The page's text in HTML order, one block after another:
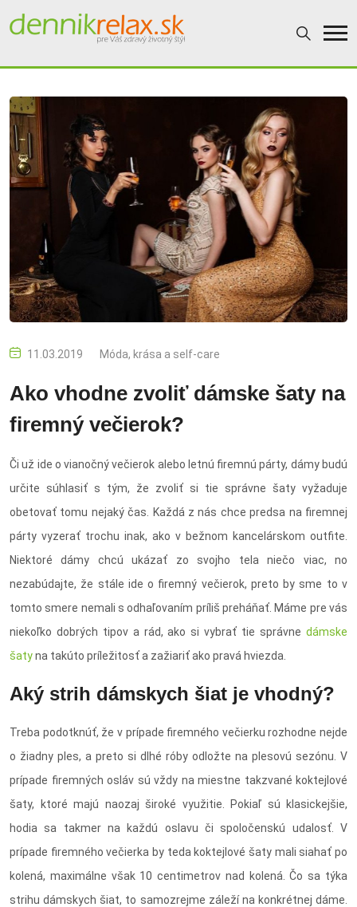
11.03.2019 Móda, krása a self-care
Ako vhodne zvoliť dámske šaty na
firemný večierok?
Či už ide o vianočný večierok alebo letnú firemnú párty, dámy budú
určite súhlasiť s tým, že zvoliť si tie správne šaty vyžaduje
obetovať tomu nejaký čas. Každá z nás chce predsa na firemnej
párty vyzerať trochu inak, ako v bežnom kancelárskom outfite.
Niektoré dámy chcú ukázať zo svojho tela niečo viac, no
nezabúdajte, že stále ide o firemný večierok, preto by sme to v
tomto smere nemali s odhaľovaním príliš preháňať. Máme pre vás
niekoľko dobrých tipov a rád, ako si vybrať tie správne dámske
šatyna takúto príležitosť a zažiariť ako pravá hviezda.
Aký strih dámskych šiat je vhodný?
Treba podotknúť, že v prípade firemného večierku rozhodne nejde
o žiadny ples, a preto si dlhé róby odložte na plesovú sezónu. V
prípade firemných osláv sú vždy na miestne takzvané koktejlové
šaty, ktoré majú naozaj široké využitie. Pokiaľ sú klasickejšie,
hodia sa takmer na každú oslavu či spoločenskú udalosť. V
prípade firemného večierka by teda koktejlové šaty mali siahať po
kolená, maximálne však 10 centimetrov nad kolená. Čo sa týka
strihu dámskych šiat, to samozrejme záleží na konkrétnej dáme.